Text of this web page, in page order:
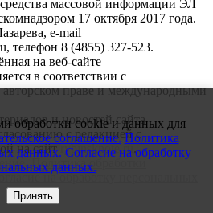
массовой информации ЭЛ
17 октября 2017 года.
e-mail
телефон 8 (4855) 327-523.
на веб-сайте
в соответствии с
авторском праве и международными
и новостей сайта
с редакцией с
на сайтrybinsknote.ru.
Политика обработки
на обработку персональных
обработки cookie и данных для
соглашение. Политика
данных. Согласие на обработку
данных.
Принять